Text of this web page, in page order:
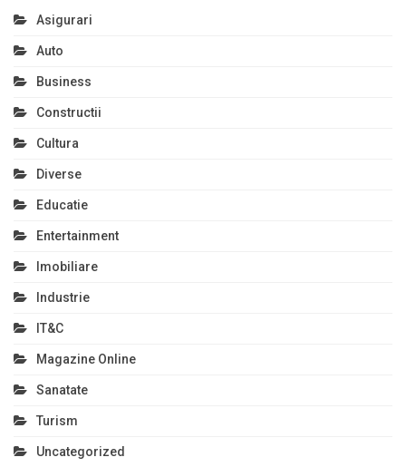
Asigurari
Auto
Business
Constructii
Cultura
Diverse
Educatie
Entertainment
Imobiliare
Industrie
IT&C
Magazine Online
Sanatate
Turism
Uncategorized